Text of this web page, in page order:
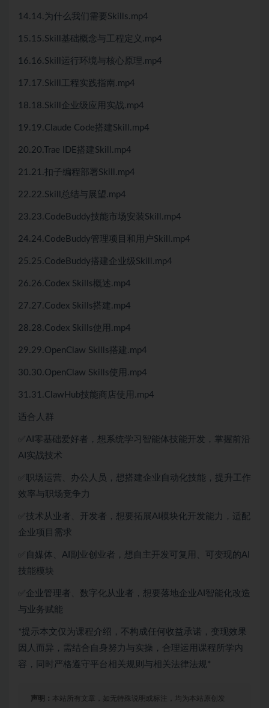
14.14.为什么我们需要Skills.mp4
15.15.Skill基础概念与工程定义.mp4
16.16.Skill运行环境与核心原理.mp4
17.17.Skill工程实践指南.mp4
18.18.Skill企业级应用实战.mp4
19.19.Claude Code搭建Skill.mp4
20.20.Trae IDE搭建Skill.mp4
21.21.扣子编程部署Skill.mp4
22.22.Skill总结与展望.mp4
23.23.CodeBuddy技能市场安装Skill.mp4
24.24.CodeBuddy管理项目和用户Skill.mp4
25.25.CodeBuddy搭建企业级Skill.mp4
26.26.Codex Skills概述.mp4
27.27.Codex Skills搭建.mp4
28.28.Codex Skills使用.mp4
29.29.OpenClaw Skills搭建.mp4
30.30.OpenClaw Skills使用.mp4
31.31.ClawHub技能商店使用.mp4
适合人群
✅AI零基础爱好者，想系统学习智能体技能开发，掌握前沿
AI实战技术
✅职场运营、办公人员，想搭建企业自动化技能，提升工作
效率与职场竞争力
✅技术从业者、开发者，想要拓展AI模块化开发能力，适配
企业项目需求
✅自媒体、AI副业创业者，想自主开发可复用、可变现的AI
技能模块
✅企业管理者、数字化从业者，想要落地企业AI智能化改造
与业务赋能
*提示本文仅为课程介绍，不构成任何收益承诺，变现效果
因人而异，需结合自身努力与实操，合理运用课程所学内
容，同时严格遵守平台相关规则与相关法律法规*
声明： 本站所有文章，如无特殊说明或标注，均为本站原创发